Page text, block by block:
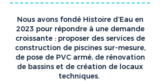
Nous avons fondé Histoire d’Eau en
2023 pour répondre à une demande
croissante : proposer des services de
construction de piscines sur-mesure,
de pose de PVC armé, de rénovation
de bassins et de création de locaux
techniques.